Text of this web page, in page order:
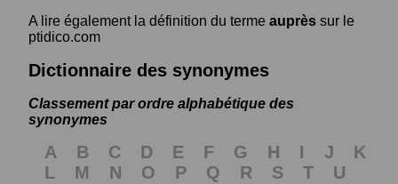
A lire également la définition du terme auprès sur le
ptidico.com
Dictionnaire des synonymes
Classement par ordre alphabétique des
synonymes
A B C D E F G H I J
K
L
M N O P Q R S T
U